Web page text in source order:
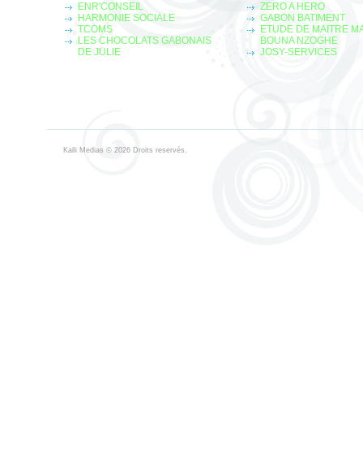
ENR'CONSEIL
HARMONIE SOCIALE
TCOMS
LES CHOCOLATS GABONAIS
DE JULIE
ZERO A HERO
GABON BATIMENT
ETUDE DE MAITRE
BOUNA NZOGHE
JOSY-SERVICES
Kalli Medias © 2026 Droits reservés.